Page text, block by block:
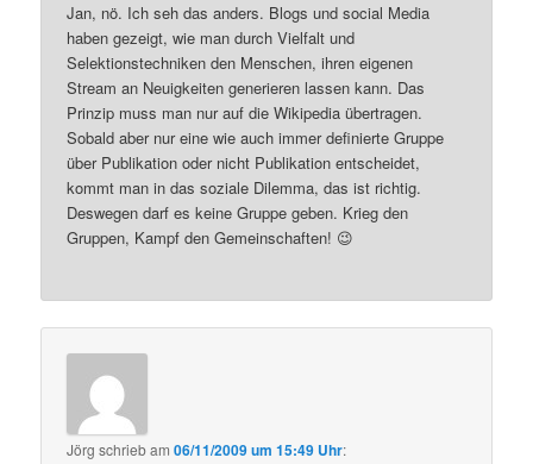
Jan, nö. Ich seh das anders. Blogs und social Media
haben gezeigt, wie man durch Vielfalt und
Selektionstechniken den Menschen, ihren eigenen
Stream an Neuigkeiten generieren lassen kann. Das
Prinzip muss man nur auf die Wikipedia übertragen.
Sobald aber nur eine wie auch immer definierte Gruppe
über Publikation oder nicht Publikation entscheidet,
kommt man in das soziale Dilemma, das ist richtig.
Deswegen darf es keine Gruppe geben. Krieg den
Gruppen, Kampf den Gemeinschaften! 😉
Jörg schriebam06/11/2009 um 15:49 Uhr: